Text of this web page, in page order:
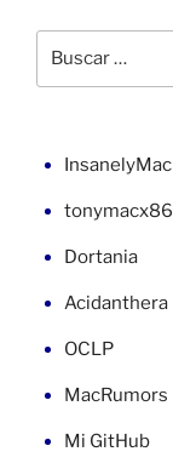
por:
InsanelyMac
tonymacx86
Dortania
Acidanthera
OCLP
MacRumors
Mi GitHub